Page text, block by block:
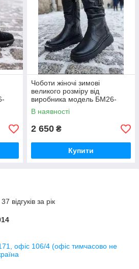
Чоботи жіночі зимові
великого розміру від
виробника модель БМ26-
2113Б
В наявності
2 650 ₴
Купити
відгуків за рік
офіс 106/4 (офіс тимчасово не